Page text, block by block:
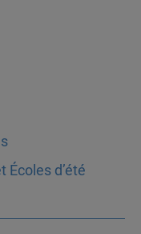
Écoles d’été